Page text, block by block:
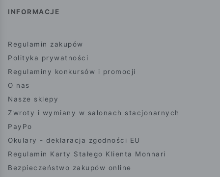
INFORMACJE
Regulamin zakupów
Polityka prywatności
Regulaminy konkursów i promocji
O nas
Nasze sklepy
Zwroty i wymiany w salonach stacjonarnych
PayPo
Okulary - deklaracja zgodności EU
Regulamin Karty Stałego Klienta Monnari
Bezpieczeństwo zakupów online